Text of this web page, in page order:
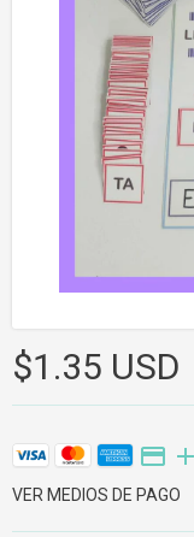
$1.35 USD
VER MEDIOS DE PAGO